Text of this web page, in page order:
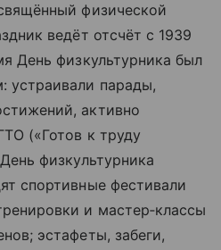
физической
ведёт отсчёт с 1939
День физкультурника был
устраивали парады,
активно
(«Готов к труду
физкультурника
спортивные фестивали
и мастер‑классы
эстафеты, забеги,